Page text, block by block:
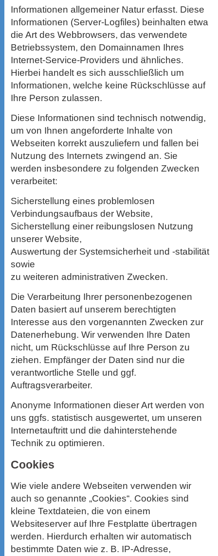
Informationen allgemeiner Natur erfasst. Diese
Informationen (Server-Logfiles) beinhalten etwa
die Art des Webbrowsers, das verwendete
Betriebssystem, den Domainnamen Ihres
Internet-Service-Providers und ähnliches.
Hierbei handelt es sich ausschließlich um
Informationen, welche keine Rückschlüsse auf
Ihre Person zulassen.
Diese Informationen sind technisch notwendig,
um von Ihnen angeforderte Inhalte von
Webseiten korrekt auszuliefern und fallen bei
Nutzung des Internets zwingend an. Sie
werden insbesondere zu folgenden Zwecken
verarbeitet:
Sicherstellung eines problemlosen
Verbindungsaufbaus der Website,
Sicherstellung einer reibungslosen Nutzung
unserer Website,
Auswertung der Systemsicherheit und -stabilität
sowie
zu weiteren administrativen Zwecken.
Die Verarbeitung Ihrer personenbezogenen
Daten basiert auf unserem berechtigten
Interesse aus den vorgenannten Zwecken zur
Datenerhebung. Wir verwenden Ihre Daten
nicht, um Rückschlüsse auf Ihre Person zu
ziehen. Empfänger der Daten sind nur die
verantwortliche Stelle und ggf.
Auftragsverarbeiter.
Anonyme Informationen dieser Art werden von
uns ggfs. statistisch ausgewertet, um unseren
Internetauftritt und die dahinterstehende
Technik zu optimieren.
Cookies
Wie viele andere Webseiten verwenden wir
auch so genannte „Cookies“. Cookies sind
kleine Textdateien, die von einem
Websiteserver auf Ihre Festplatte übertragen
werden. Hierdurch erhalten wir automatisch
bestimmte Daten wie z. B. IP-Adresse,